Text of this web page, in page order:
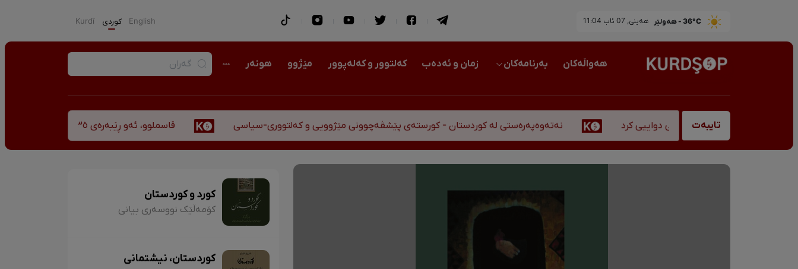
36°C - هەولێر ھەینی, 07 ئاب 11:04 English كوردی Kurdî
هەواڵەکان بەرنامەکان زمان و ئەدەب کەلتوور و کەلەپوور مێژوو هونەر
تایبەت
"قادر سۆفیانی" کۆچی دواییی کرد نەتەوەپەرەستی لە کوردستان - کورستەی پێشڤەچوونی مێژوویی و کەلتووری-سیاسی قاسملوو، ئەو ڕێبەرەی ٣٥ ساڵ پاش شەهید بوونیشی ڕێبازەکەی هەر زیندووە
کورد و کوردستان
کۆمەڵێک نووسەری بیانی
کوردستان، نیشتمانی